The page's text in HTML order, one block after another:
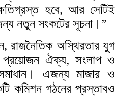
হবে, আর সেটিই
নতুন সংকটের সূচনা।”
রাজনৈতিক অস্থিরতার যুগ
প্রয়োজন ঐক্য, সংলাপ ও
এজন্য মাজার ও
কমিশন গঠনের প্রস্তাবও